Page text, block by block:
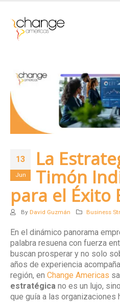
13
Jun
La
Timón
para el Éxito
By David Guzmán Business
En el dinámico panorama
palabra resuena con fuerza
buscan prosperar y no solo
años de experiencia
región, en Change Americas
estratégica no es un lujo,
que guía a las organizaciones